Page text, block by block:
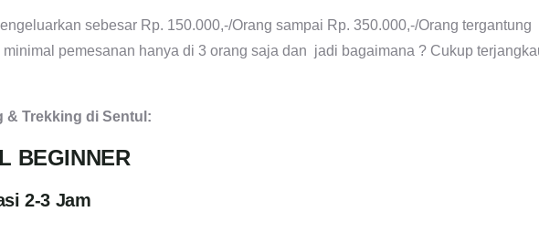
sebesar Rp. 150.000,-/Orang sampai Rp. 350.000,-/Orang tergantung
pemesanan hanya di 3 orang saja dan jadi bagaimana ? Cukup
& Trekking di Sentul:
BEGINNER
2-3 Jam